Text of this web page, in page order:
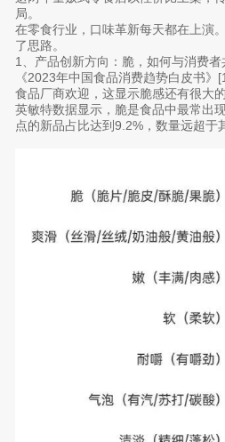
局。
在零食行业，口味革新每天都在上演
了思路。
1、产品创新方向：脆，如何与消费者
《2023年中国食品消费趋势白皮书
食品厂商欢迎，这显示脆感还有很大的
英敏特数据显示，脆是食品中最常出
点的新品占比达到9.2%，数量远超于